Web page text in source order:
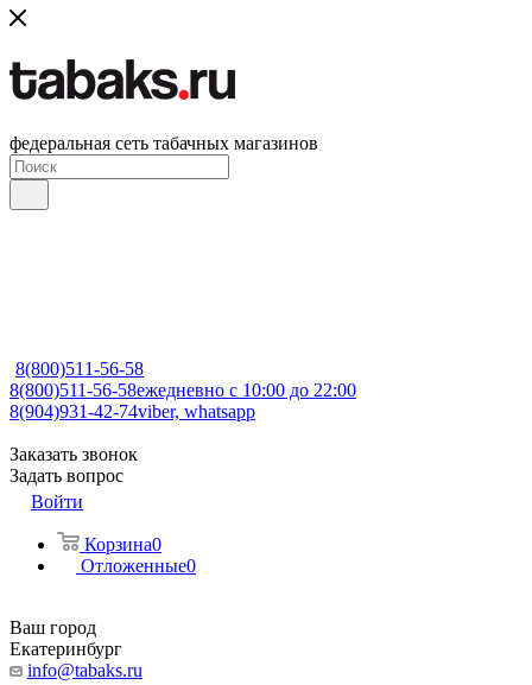
федеральная сеть табачных магазинов
8(800)511-56-58
8(800)511-56-58ежедневно с 10:00 до 22:00
8(904)931-42-74viber, whatsapp
Заказать звонок
Задать вопрос
Войти
Корзина0
Отложенные0
Ваш город
Екатеринбург
info@tabaks.ru